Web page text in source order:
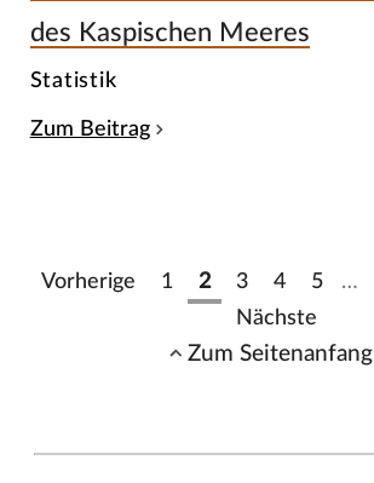
des Kaspischen Meeres
Statistik
Zum Beitrag
Vorherige 1 2 3 4 5 …
Nächste
Zum Seitenanfang